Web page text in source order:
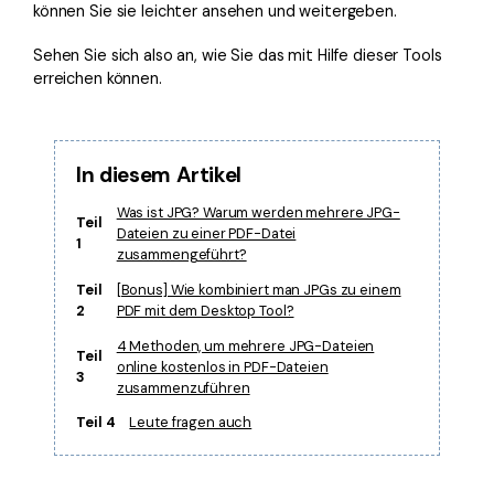
können Sie sie leichter ansehen und weitergeben.
Sehen Sie sich also an, wie Sie das mit Hilfe dieser Tools
erreichen können.
In diesem Artikel
Teil
1
Was ist JPG? Warum werden mehrere JPG-
Dateien zu einer PDF-Datei
zusammengeführt?
Teil
2
[Bonus] Wie kombiniert man JPGs zu einem
PDF mit dem Desktop Tool?
Teil
3
4 Methoden, um mehrere JPG-Dateien
online kostenlos in PDF-Dateien
zusammenzuführen
Teil 4
Leute fragen auch